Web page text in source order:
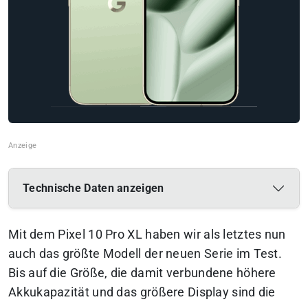
Technische Daten anzeigen
Mit dem Pixel 10 Pro XL haben wir als letztes nun
auch das größte Modell der neuen Serie im Test.
Bis auf die Größe, die damit verbundene höhere
Akkukapazität und das größere Display sind die